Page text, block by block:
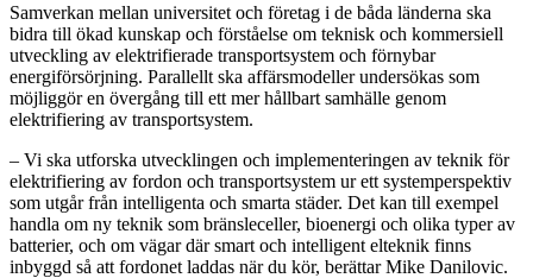
Samverkan mellan universitet och företag i de båda länderna ska
bidra till ökad kunskap och förståelse om teknisk och kommersiell
utveckling av elektrifierade transportsystem och förnybar
energiförsörjning. Parallellt ska affärsmodeller undersökas som
möjliggör en övergång till ett mer hållbart samhälle genom
elektrifiering av transportsystem.
– Vi ska utforska utvecklingen och implementeringen av teknik för
elektrifiering av fordon och transportsystem ur ett systemperspektiv
som utgår från intelligenta och smarta städer. Det kan till exempel
handla om ny teknik som bränsleceller, bioenergi och olika typer av
batterier, och om vägar där smart och intelligent elteknik finns
inbyggd så att fordonet laddas när du kör, berättar Mike Danilovic.